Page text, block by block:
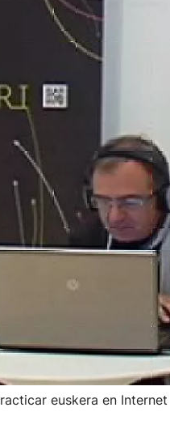
euskera en Internet